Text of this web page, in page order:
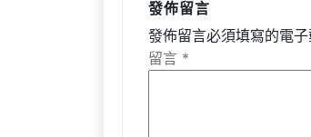
發佈留言
發佈留言必須填寫的電
留言 *